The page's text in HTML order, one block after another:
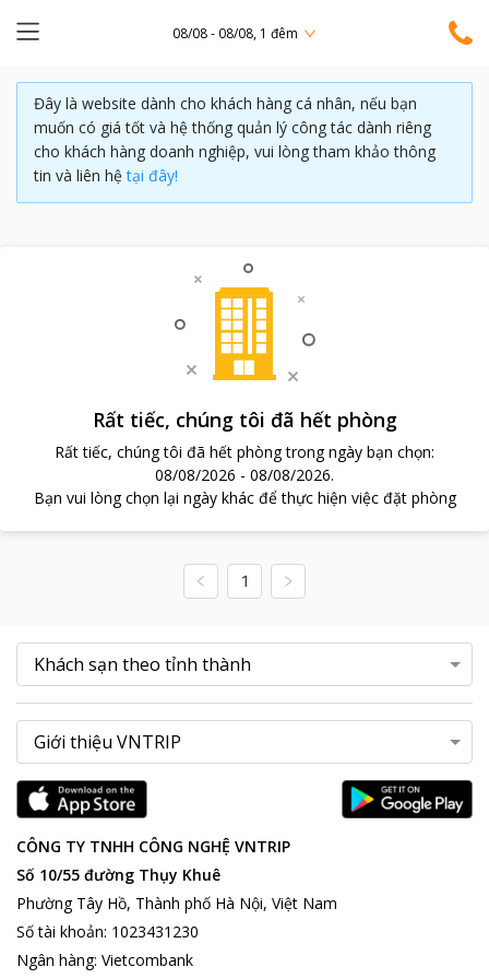
08/08 - 08/08, 1 đêm
Đây là website dành cho khách hàng cá nhân, nếu bạn
muốn có giá tốt và hệ thống quản lý công tác dành riêng
cho khách hàng doanh nghiệp, vui lòng tham khảo thông
tin và liên hệ tại đây!
Rất tiếc, chúng tôi đã hết phòng
Rất tiếc, chúng tôi đã hết phòng trong ngày bạn chọn:
08/08/2026 - 08/08/2026.
Bạn vui lòng chọn lại ngày khác để thực hiện việc đặt phòng
1
CÔNG TY TNHH CÔNG NGHỆ VNTRIP
Số 10/55 đường Thụy Khuê
Phường Tây Hồ, Thành phố Hà Nội, Việt Nam
Số tài khoản: 1023431230
Ngân hàng: Vietcombank